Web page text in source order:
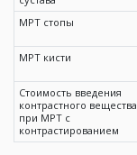
МРТ стопы
МРТ кисти
Стоимость введения
контрастного вещества
при МРТ с
контрастированием